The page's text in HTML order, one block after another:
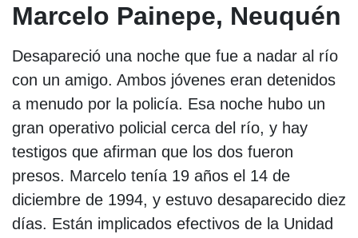
Marcelo Painepe, Neuquén
Desapareció una noche que fue a nadar al río
con un amigo. Ambos jóvenes eran detenidos
a menudo por la policía. Esa noche hubo un
gran operativo policial cerca del río, y hay
testigos que afirman que los dos fueron
presos. Marcelo tenía 19 años el 14 de
diciembre de 1994, y estuvo desaparecido diez
días. Están implicados efectivos de la Unidad